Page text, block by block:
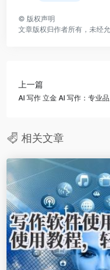
© 版权声明
文章版权归作者所有，未经允
上一篇
AI 写作 立金 AI 写作：专业
相关文章